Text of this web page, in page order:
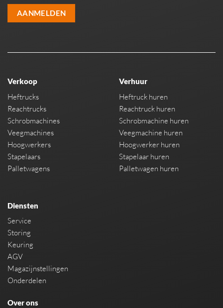
AANMELDEN
Verkoop
Heftrucks
Reachtrucks
Schrobmachines
Veegmachines
Hoogwerkers
Stapelaars
Palletwagens
Verhuur
Heftruck huren
Reachtruck huren
Schrobmachine huren
Veegmachine huren
Hoogwerker huren
Stapelaar huren
Palletwagen huren
Diensten
Service
Storing
Keuring
AGV
Magazijnstellingen
Onderdelen
Over ons